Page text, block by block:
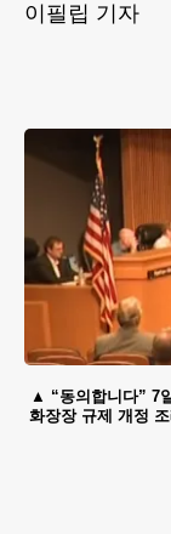
이필립 기자
“동의합니다” 7
화장장 규제 개정